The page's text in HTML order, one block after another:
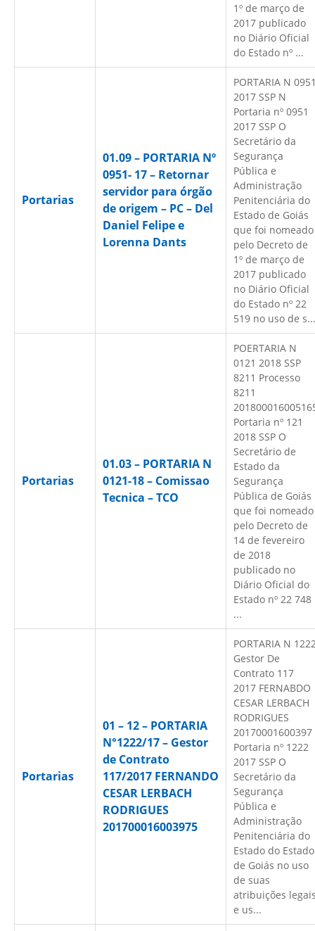
1º de março de
2017 publicado
no Diário Oficial
do Estado nº ...
Portarias
01.09 – PORTARIA Nº
0951- 17 – Retornar
servidor para órgão
de origem – PC – Del
Daniel Felipe e
Lorenna Dants
PORTARIA N
2017 SSP N
Portaria nº 0951
2017 SSP O
Secretário da
Segurança
Pública e
Administração
Penitenciária do
Estado de Goiás
que foi nomeado
pelo Decreto de
1º de março de
2017 publicado
no Diário Oficial
do Estado nº 22
519 no uso de s...
Portarias
01.03 – PORTARIA N
0121-18 – Comissao
Tecnica – TCO
POERTARIA N
0121 2018 SSP
8211 Processo
8211
Portaria nº 121
2018 SSP O
Secretário de
Estado da
Segurança
Pública de Goiás
que foi nomeado
pelo Decreto de
14 de fevereiro
de 2018
publicado no
Diário Oficial do
Estado nº 22 748
...
Portarias
01 – 12 – PORTARIA
N°1222/17 – Gestor
de Contrato
117/2017 FERNANDO
CESAR LERBACH
RODRIGUES
201700016003975
PORTARIA N
Gestor De
Contrato 117
2017 FERNABDO
CESAR LERBACH
RODRIGUES
20170001600397
Portaria nº 1222
2017 SSP O
Secretário da
Segurança
Pública e
Administração
Penitenciária do
Estado do Estado
de Goiás no uso
de suas
atribuições
e us...